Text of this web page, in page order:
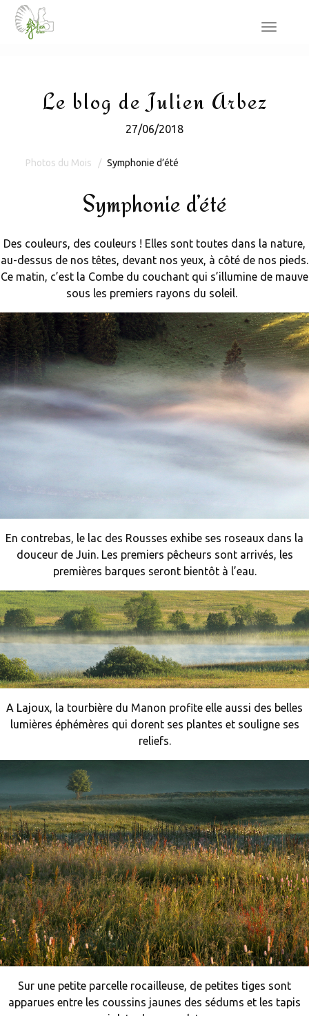
Toggle
Le blog de Julien Arbez
27/06/2018
Photos du Mois Symphonie d’été
Symphonie d’été
Des couleurs, des couleurs ! Elles sont toutes dans la nature,
au-dessus de nos têtes, devant nos yeux, à côté de nos pieds.
Ce matin, c’est la Combe du couchant qui s’illumine de mauve
sous les premiers rayons du soleil.
En contrebas, le lac des Rousses exhibe ses roseaux dans la
douceur de Juin. Les premiers pêcheurs sont arrivés, les
premières barques seront bientôt à l’eau.
A Lajoux, la tourbière du Manon profite elle aussi des belles
lumières éphémères qui dorent ses plantes et souligne ses
reliefs.
Sur une petite parcelle rocailleuse, de petites tiges sont
apparues entre les coussins jaunes des sédums et les tapis